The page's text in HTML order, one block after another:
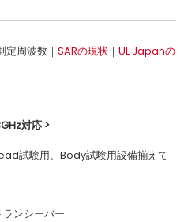
定周波数｜ SARの現状 ｜ UL Japanの
対応 >
試験用、Body試験用設備揃えて
ンシーバー